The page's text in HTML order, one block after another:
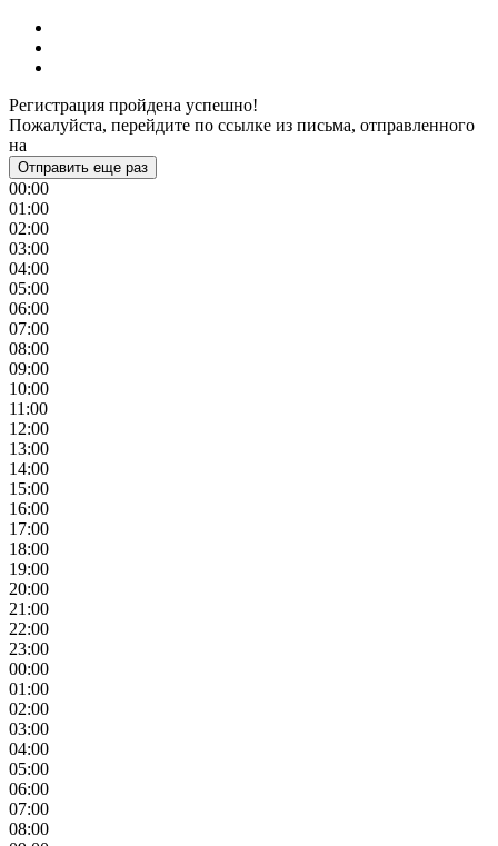
Регистрация пройдена успешно!
Пожалуйста, перейдите по ссылке из письма, отправленного
на
Отправить еще раз
00:00
01:00
02:00
03:00
04:00
05:00
06:00
07:00
08:00
09:00
10:00
11:00
12:00
13:00
14:00
15:00
16:00
17:00
18:00
19:00
20:00
21:00
22:00
23:00
00:00
01:00
02:00
03:00
04:00
05:00
06:00
07:00
08:00